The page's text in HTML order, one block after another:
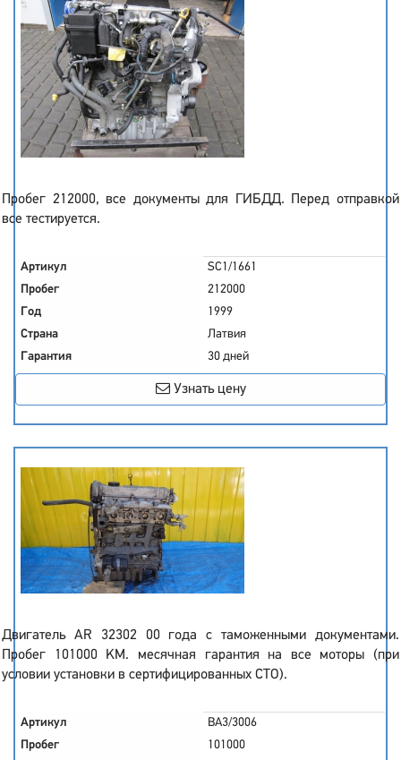
Пробег 212000, все документы для ГИБДД. Перед отправкой
все тестируется.
Артикул
SC1/1661
Пробег
212000
Год
1999
Страна
Латвия
Гарантия
30 дней
Узнать цену
Двигатель AR 32302 00 года с таможенными документами.
Пробег 101000 KM. месячная гарантия на все моторы (при
условии установки в сертифицированных СТО).
Артикул
BA3/3006
Пробег
101000